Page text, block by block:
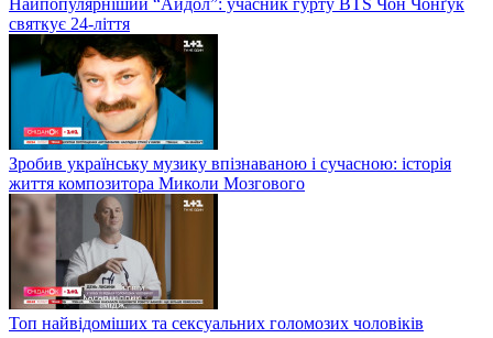
святкує 24-ліття
Зробив українську музику впізнаваною і сучасною: історія
життя композитора Миколи Мозгового
Топ найвідоміших та сексуальних голомозих чоловіків